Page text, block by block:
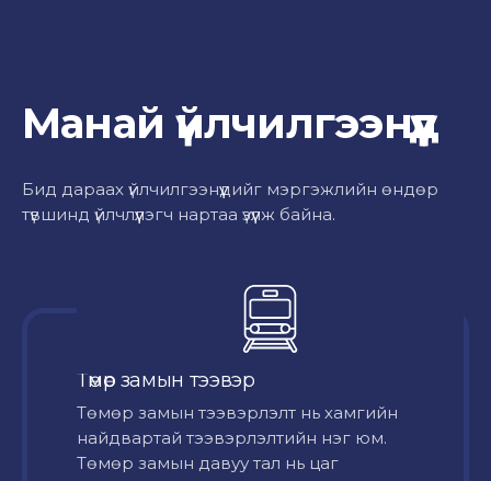
Манай үйлчилгээнүүд
Бид дараах үйлчилгээнүүдийг мэргэжлийн өндөр
түвшинд үйлчлүүлэгч нартаа үзүүлж байна.
Төмөр замын тээвэр
Төмөр замын тээвэрлэлт нь хамгийн
найдвартай тээвэрлэлтийн нэг юм.
Төмөр замын давуу тал нь цаг